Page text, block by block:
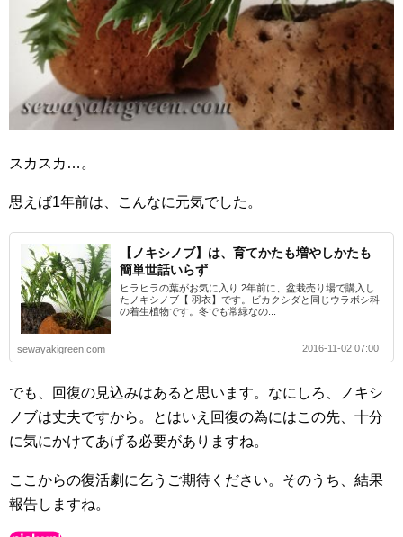
スカスカ…。
思えば1年前は、こんなに元気でした。
【ノキシノブ】は、育てかたも増やしかたも
簡単世話いらず
ヒラヒラの葉がお気に入り 2年前に、盆栽売り場で購入し
たノキシノブ【 羽衣】です。ビカクシダと同じウラボシ科
の着生植物です。冬でも常緑なの...
sewayakigreen.com 2016-11-02 07:00
でも、回復の見込みはあると思います。なにしろ、ノキシ
ノブは丈夫ですから。とはいえ回復の為にはこの先、十分
に気にかけてあげる必要がありますね。
ここからの復活劇に乞うご期待ください。そのうち、結果
報告しますね。